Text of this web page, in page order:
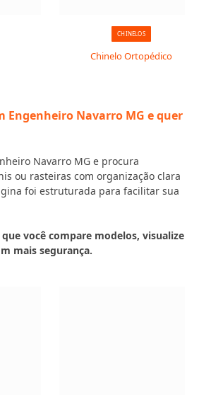
CHINELOS
Chinelo Ortopédico
Engenheiro Navarro MG e quer
Navarro MG e procura
ou rasteiras com organização clara
foi estruturada para facilitar sua
você compare modelos, visualize
mais segurança.